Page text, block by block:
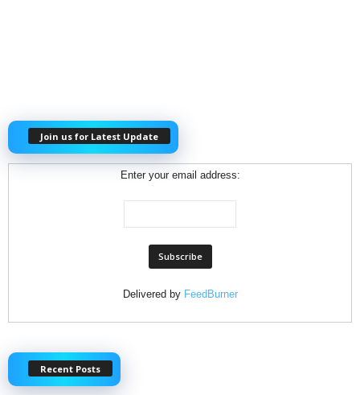
Join us for Latest Update
Enter your email address:
Delivered by FeedBurner
Recent Posts